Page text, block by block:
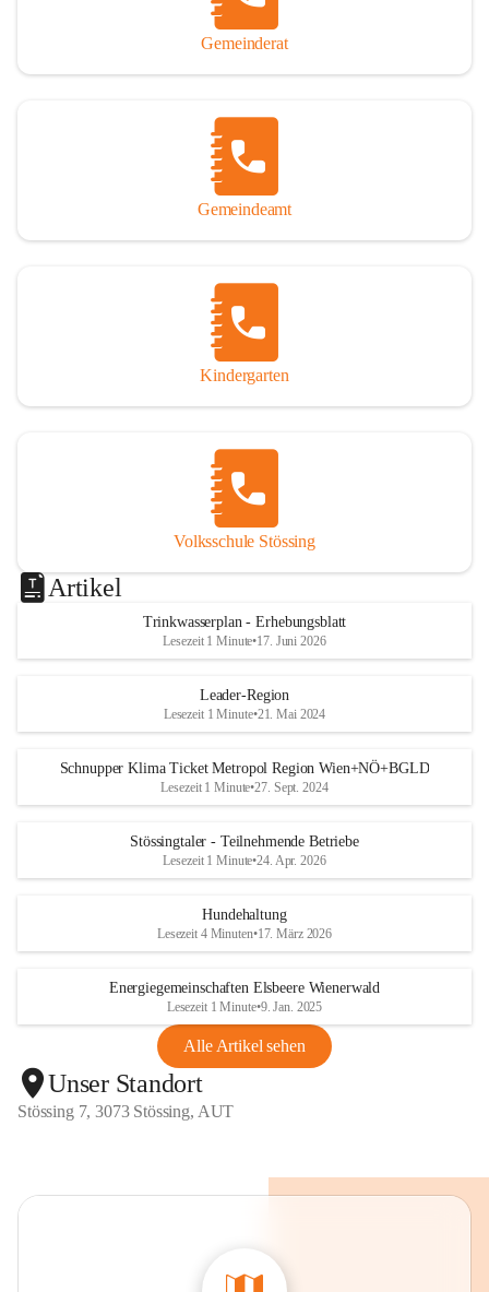
Gemeinderat
Gemeindeamt
Kindergarten
Volksschule Stössing
Artikel
Trinkwasserplan - Erhebungsblatt
Lesezeit 1 Minute•17. Juni 2026
Leader-Region
Lesezeit 1 Minute•21. Mai 2024
Schnupper Klima Ticket Metropol Region Wien+NÖ+BGLD
Lesezeit 1 Minute•27. Sept. 2024
Stössingtaler - Teilnehmende Betriebe
Lesezeit 1 Minute•24. Apr. 2026
Hundehaltung
Lesezeit 4 Minuten•17. März 2026
Energiegemeinschaften Elsbeere Wienerwald
Lesezeit 1 Minute•9. Jan. 2025
Alle Artikel sehen
Unser Standort
Stössing 7, 3073 Stössing, AUT